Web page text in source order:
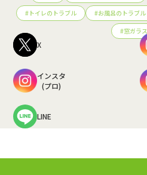
# トイレのトラブル #お風呂のトラブル
#窓ガラス
X
インスタ
(プロ)
LINE